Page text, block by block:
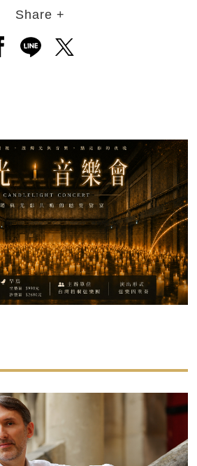
Share +
另開新視窗分享至facebook
另開新視窗分享至line
另開新視窗分享至